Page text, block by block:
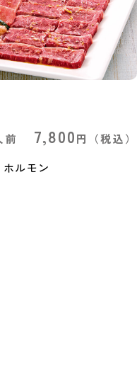
前 7,800円
（税込）
ルモン